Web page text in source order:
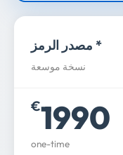
مصدر الرمز *
نسخة موسعة
€1990
one-time